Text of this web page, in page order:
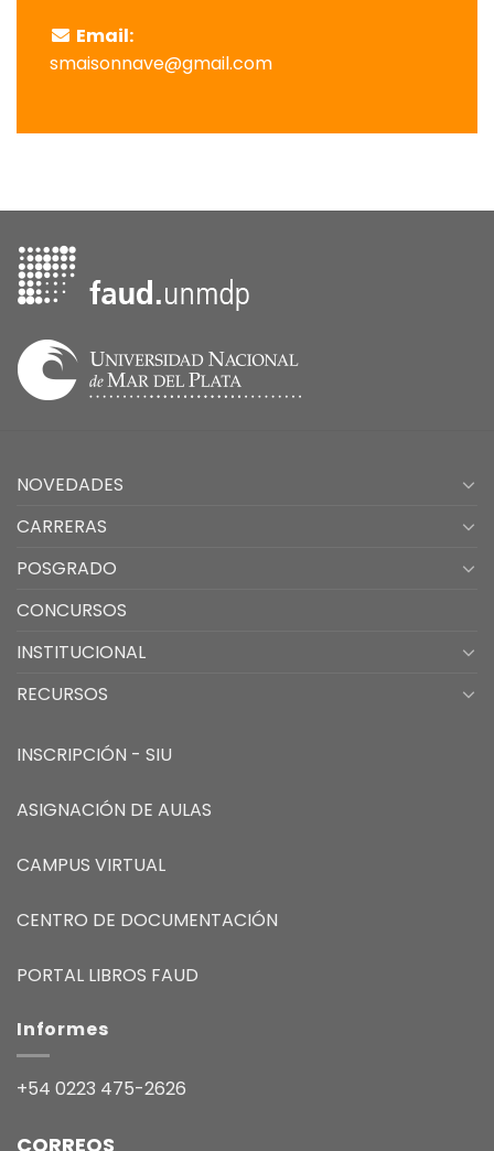
Email:
smaisonnave@gmail.com
NOVEDADES
CARRERAS
POSGRADO
CONCURSOS
INSTITUCIONAL
RECURSOS
INSCRIPCIÓN - SIU
ASIGNACIÓN DE AULAS
CAMPUS VIRTUAL
CENTRO DE DOCUMENTACIÓN
PORTAL LIBROS FAUD
Informes
+54 0223 475-2626
CORREOS